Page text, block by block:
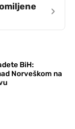
›
BiH:
Norveškom na